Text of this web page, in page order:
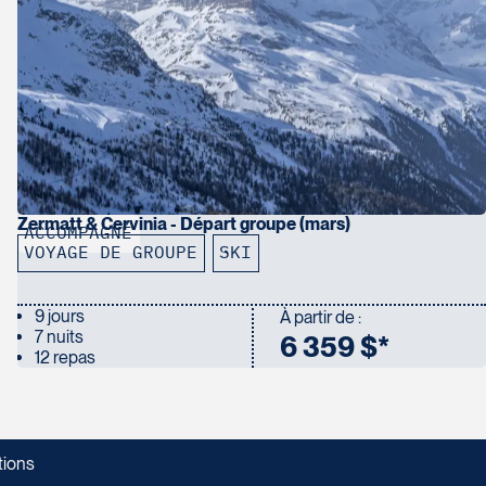
environ 10 minutes avec des champs
l’expérience professionnelle et la
en Europe. Seuls les voyageurs de 18 à 70
ceux-ci devront tout de même remplir la
de votre passeport selon la première
ACCOMPAGNÉ
Zermatt & Cervinia - Départ groupe (mars)
VOYAGE DE GROUPE SKI
9 jours
7 nuits
12 repas
À partir de :
6 359 $*